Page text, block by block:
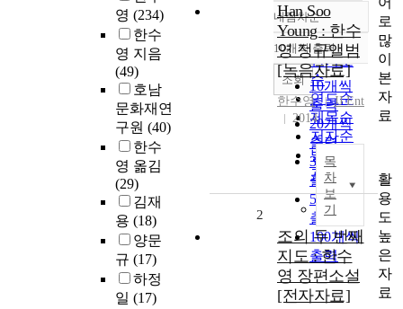
영 (234)
한수
영 지음
(49)
호남
문화재연
구원 (40)
한수
영 옮김
(29)
김재
용 (18)
양문
규 (17)
하정
일 (17)
정확도
순
인기도
순
연도순
제목순
저자순
발행기
관순
내림차순
내림차순
10개씩 출력
10개씩
출력
20개씩
출력
30개씩
출력
50개씩
출력
100개씩
출력
조회
Han Soo
Young : 한수
영 정규앨범
[녹음자료]
한수영
JJ Ent
2014
목
차
보
기
2
조의 두 번째
지도 : 한수
영 장편소설
[전자자료]
로
많
이
본
자
료
활
용
도
높
은
자
료